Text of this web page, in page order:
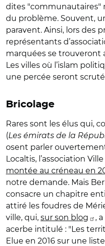
dites "communautaires"
du problème. Souvent,
paravent. Ainsi, lors des
représentants
marquées se trouveront
Les villes où l’islam
une percée seront
Bricolage
Rares sont les élus qui,
(Les émirats de la
osent parler
Localtis, l’association
montée au créneau en
notre demande. Mais
consacre un chapitre
attiré les foudres de
ville, qui, sur son blog
,
acerbe intitulé : "Les
Elue en 2016 sur une